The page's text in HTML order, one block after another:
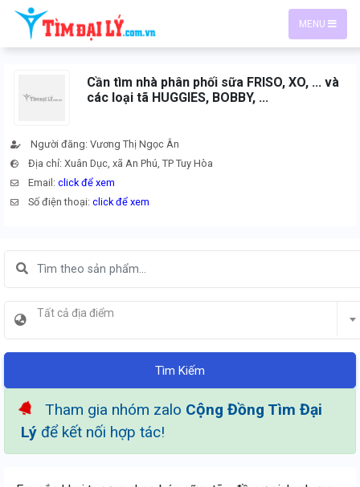
MENU
Cần tìm nhà phân phối sữa FRISO, XO, ... và
các loại tã HUGGIES, BOBBY, ...
Người đăng: Vương Thị Ngọc Ân
Địa chỉ: Xuân Dục, xã An Phú, TP Tuy Hòa
Email:click để xem
Số điện thoại:click để xem
Tất cả địa điểm
Tìm Kiếm
Tham gia nhóm zalo Cộng Đồng Tìm Đại
Lý để kết nối hợp tác!